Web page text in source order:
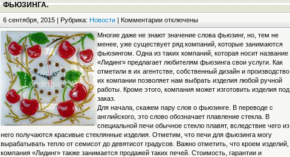
ФЬЮЗИНГА.
6 сентября, 2015 | Рубрика: Новости | Комментариик
записи
Компания
«Лидинг»
предлагает
ручные
изделия
технике
фьюзинга.
отключены
Многие даже не знают значение слова фьюзинг, но, тем не
менее, уже существует ряд компаний, которые занимаются
фьюзингом. Одна из таких компаний, которая носит название
«Лидинг» предлагает любителям фьюзинга свои услуги. Как
отметили в их агентстве, собственный дизайн и производство
их компании позволяет нам выбрать изделия любой ручной
работы. Кроме этого, компания может изготовить изделия под
заказ.
Для начала, скажем пару слов о фьюзинге. В переводе с
английского, это слово обозначает плавление стекла. В
специальной печи обычное стекло плавят, вследствие чего из
него получаются красивые стеклянные изделия. Отметим, что печи для фьюзинга могу
вырабатывать тепло от семисот до девятисот градусов. Важно отметить, что кроем изделий,
компания «Лидинг» также занимается продажей таких печей. Стоимость, гарантии и